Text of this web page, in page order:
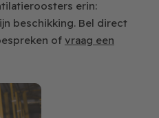
erin:
beschikking. Bel direct
of vraag een